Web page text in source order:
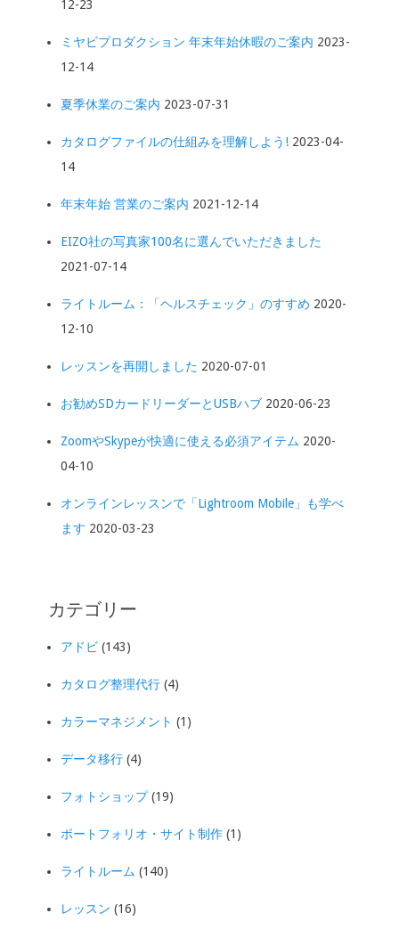
12-23
ミヤビプロダクション 年末年始休暇のご案内 2023-
12-14
夏季休業のご案内 2023-07-31
カタログファイルの仕組みを理解しよう! 2023-04-
14
年末年始 営業のご案内 2021-12-14
EIZO社の写真家100名に選んでいただきました
2021-07-14
ライトルーム：「ヘルスチェック」のすすめ 2020-
12-10
レッスンを再開しました 2020-07-01
お勧めSDカードリーダーとUSBハブ 2020-06-23
ZoomやSkypeが快適に使える必須アイテム 2020-
04-10
オンラインレッスンで「Lightroom Mobile」も学べ
ます 2020-03-23
カテゴリー
アドビ (143)
カタログ整理代行 (4)
カラーマネジメント (1)
データ移行 (4)
フォトショップ(19)
ポートフォリオ・サイト制作 (1)
ライトルーム (140)
レッスン (16)